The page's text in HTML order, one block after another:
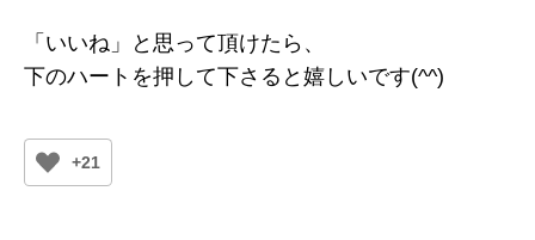
「いいね」と思って頂けたら、
下のハートを押して下さると嬉しいです(^^)
+21